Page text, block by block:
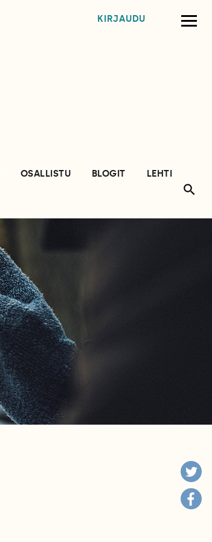
KIRJAUDU
OSALLISTU BLOGIT
LEHTI